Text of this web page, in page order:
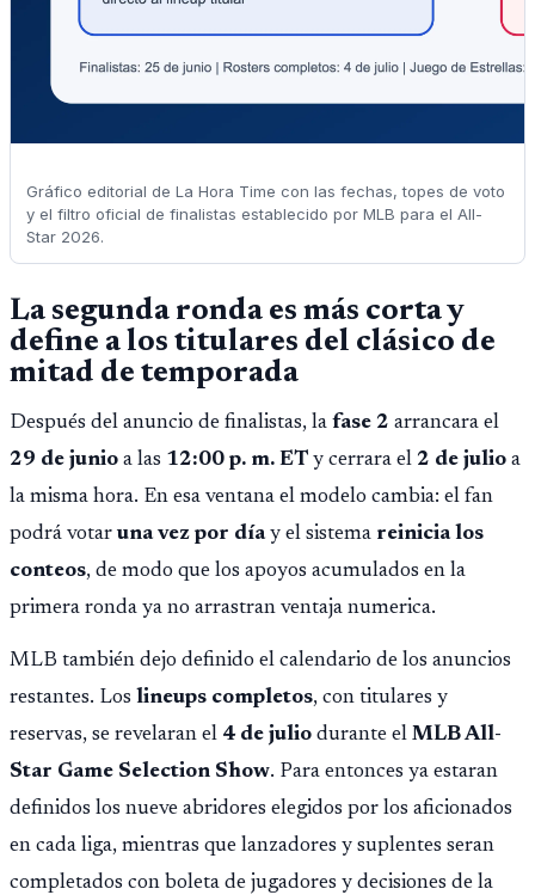
Gráfico editorial de La Hora Time con las fechas, topes de voto
y el filtro oficial de finalistas establecido por MLB para el All-
Star 2026.
La segunda ronda es más corta y
define a los titulares del clásico de
mitad de temporada
Después del anuncio de finalistas, la fase 2 arrancara el
29 de junio a las 12:00 p. m. ET y cerrara el 2 de julio a
la misma hora. En esa ventana el modelo cambia: el fan
podrá votar una vez por díay el sistema reinicia los
conteos, de modo que los apoyos acumulados en la
primera ronda ya no arrastran ventaja numerica.
MLB también dejo definido el calendario de los anuncios
restantes. Los lineups completos, con titulares y
reservas, se revelaran el 4 de julio durante el MLB All-
Star Game Selection Show. Para entonces ya estaran
definidos los nueve abridores elegidos por los aficionados
en cada liga, mientras que lanzadores y suplentes seran
completados con boleta de jugadores y decisiones de la